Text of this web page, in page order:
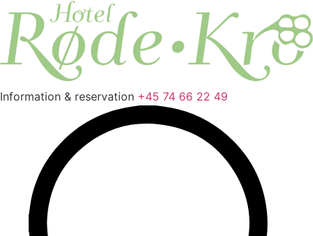
Videre
indhold
Information & reservation +45 74 66 22 49